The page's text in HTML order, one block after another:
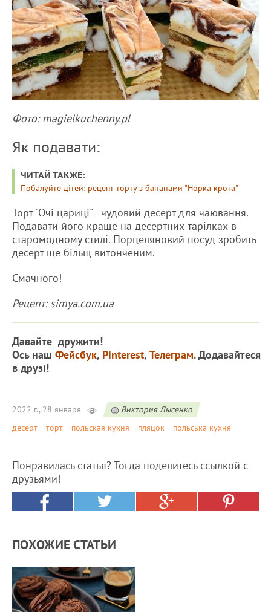
Фото: magielkuchenny.pl
Як подавати:
ЧИТАЙ ТАКЖЕ:
Побалуйте дітей: рецепт торту з бананами "Норка крота"
Торт "Очі цариці" - чудовий десерт для чаювання.
Подавати його краще на десертних тарілках в
старомодному стилі. Порцеляновий посуд зробить
десерт ще більщ витонченим.
Смачного!
Рецепт: simya.com.ua
Давайте дружити!
Ось наш Фейсбук, Pinterest, Телеграм. Додавайтеся
в друзі!
2022 г., 28 января
Виктория Лысенко
десерт
торт польская кухня пляцок польська кухня
Понравилась статья? Тогда поделитесь ссылкой с
друзьями!
ПОХОЖИЕ СТАТЬИ